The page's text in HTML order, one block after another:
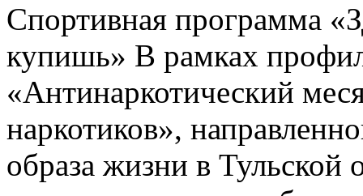
Спортивная программа
купишь» В рамках
«Антинаркотический
наркотиков»,
образа жизни в Тульской